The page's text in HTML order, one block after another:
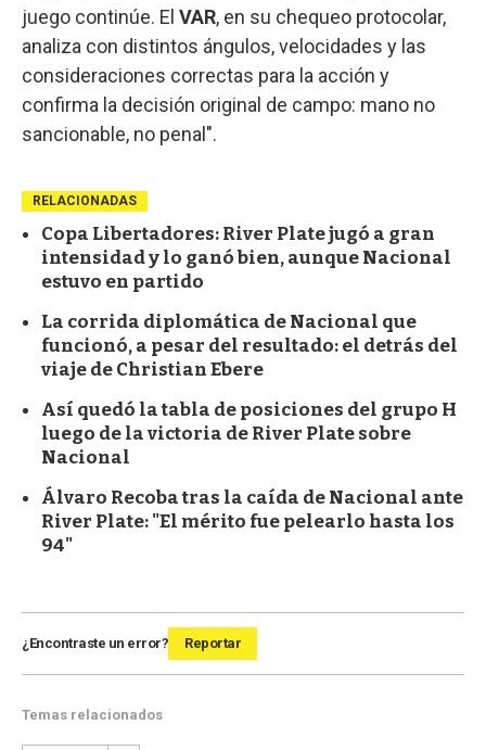
juego continúe. El VAR, en su chequeo protocolar,
analiza con distintos ángulos, velocidades y las
consideraciones correctas para la acción y
confirma la decisión original de campo: mano no
sancionable, no penal".
RELACIONADAS
Copa Libertadores: River Plate jugó a gran
intensidad y lo ganó bien, aunque Nacional
estuvo en partido
La corrida diplomática de Nacional que
funcionó, a pesar del resultado: el detrás del
viaje de Christian Ebere
Así quedó la tabla de posiciones del grupo H
luego de la victoria de River Plate sobre
Nacional
Álvaro Recoba tras la caída de Nacional ante
River Plate: "El mérito fue pelearlo hasta los
94"
¿Encontraste un error? Reportar
Temas relacionados